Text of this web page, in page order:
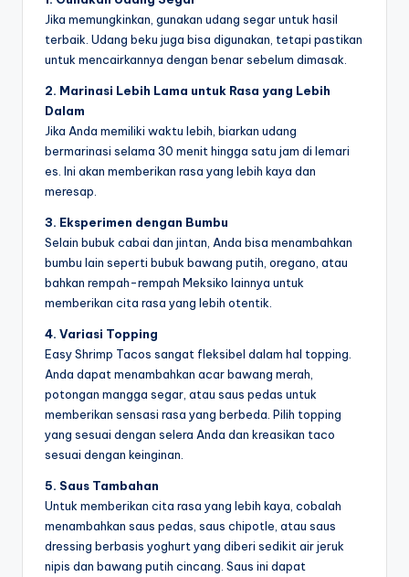
Jika memungkinkan, gunakan udang segar untuk hasil
terbaik. Udang beku juga bisa digunakan, tetapi pastikan
untuk mencairkannya dengan benar sebelum dimasak.
2. Marinasi Lebih Lama untuk Rasa yang Lebih
Dalam
Jika Anda memiliki waktu lebih, biarkan udang
bermarinasi selama 30 menit hingga satu jam di lemari
es. Ini akan memberikan rasa yang lebih kaya dan
meresap.
3. Eksperimen dengan Bumbu
Selain bubuk cabai dan jintan, Anda bisa menambahkan
bumbu lain seperti bubuk bawang putih, oregano, atau
bahkan rempah-rempah Meksiko lainnya untuk
memberikan cita rasa yang lebih otentik.
4. Variasi Topping
Easy Shrimp Tacos sangat fleksibel dalam hal topping.
Anda dapat menambahkan acar bawang merah,
potongan mangga segar, atau saus pedas untuk
memberikan sensasi rasa yang berbeda. Pilih topping
yang sesuai dengan selera Anda dan kreasikan taco
sesuai dengan keinginan.
5. Saus Tambahan
Untuk memberikan cita rasa yang lebih kaya, cobalah
menambahkan saus pedas, saus chipotle, atau saus
dressing berbasis yoghurt yang diberi sedikit air jeruk
nipis dan bawang putih cincang. Saus ini dapat